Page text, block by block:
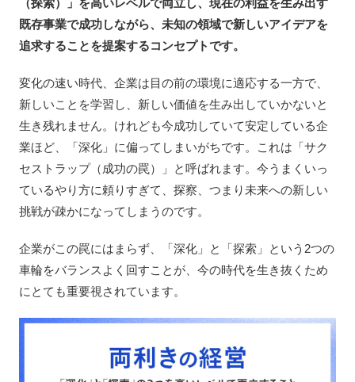
（探索）」を高いレベルで両立し、現在の利益を生み出す
既存事業で成功しながら、未知の領域で新しいアイデアを
追求することを提案するコンセプトです。
変化の速い時代、企業は目の前の環境に適応する一方で、
新しいことを学習し、新しい価値を生み出していかないと
生き残れません。けれども今成功していて安定している企
業ほど、「深化」に偏ってしまいがちです。これは「サク
セストラップ（成功の罠）」と呼ばれます。今うまくいっ
ているやり方に頼りすぎて、探察、つまり未来への新しい
挑戦が疎かになってしまうのです。
企業がこの罠にはまらず、「深化」と「探索」という2つの
車輪をバランスよく回すことが、今の時代を生き抜くため
にとても重要視されています。